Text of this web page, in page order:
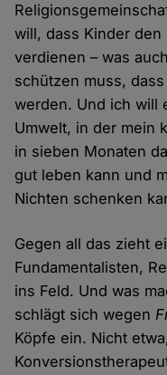
will, dass Kinder
verdienen – was
schützen muss,
werden. Und ich will
Umwelt, in der mein
in sieben Monaten
gut leben kann und
Nichten schenken
Gegen all das zieht
Fundamentalisten,
ins Feld. Und was
schlägt sich wegen
Köpfe ein. Nicht